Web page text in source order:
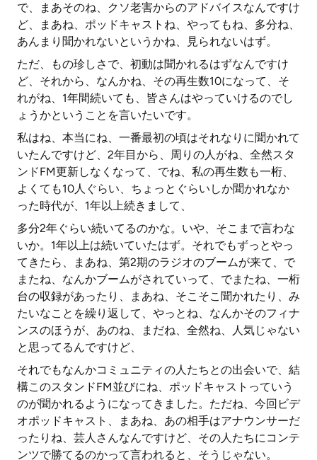
で、まあそのね、クソ老害からのアドバイスなんですけ
ど、まあね、ポッドキャストね、やってもね、多分ね、
あんまり聞かれないというかね、見られないはず。
ただ、もの珍しさで、初動は聞かれるはずなんですけ
ど、それから、なんかね、その再生数10になって、そ
れがね、1年間続いても、皆さんはやっていけるのでし
ょうかということを言いたいです。
私はね、本当にね、一番最初の頃はそれなりに聞かれて
いたんですけど、2年目から、周りの人がね、全然スタ
ンドFM更新しなくなって、でね、私の再生数も一桁、
よくても10人ぐらい、ちょっとぐらいしか聞かれなか
った時代が、1年以上続きまして、
多分2年ぐらい続いてるのかな。いや、そこまで言わな
いか。1年以上は続いていたはず。それでもずっとやっ
てきたら、まあね、第2期のラジオのブームが来て、で
またね、なんかブームがされていって、でまたね、一桁
台の収録があったり、まあね、そこそこ聞かれたり、み
たいなことを繰り返して、やっとね、なんかそのフィナ
ンスのほうが、あのね、まだね、全然ね、人気じゃない
と思ってるんですけど、
それでもなんかコミュニティの人たちとの出会いで、結
構このスタンドFM並びにね、ポッドキャストっていう
のが聞かれるようになってきました。ただね、今回ビデ
オポッドキャスト、まあね、あの相手はアナウンサーだ
ったりね、芸人さんなんですけど、その人たちにコンテ
ンツで勝てるのかって言われると、そうじゃない。